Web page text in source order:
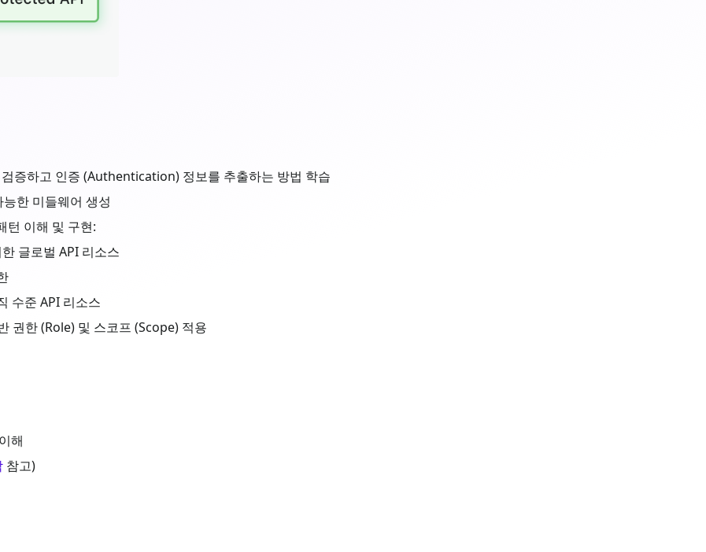
증하고 인증 (Authentication) 정보를 추출하는 방법 학습
한 미들웨어 생성
이해 및 구현:
글로벌 API 리소스
수준 API 리소스
권한 (Role) 및 스코프 (Scope) 적용
해
참고)